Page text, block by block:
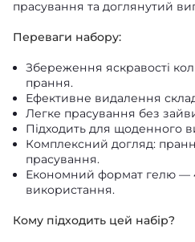
прасування та доглянутий
Переваги набору:
Збереження яскравості
прання.
Ефективне видалення
Легке прасування без
Підходить для щоденного
Комплексний догляд:
прасування.
Економний формат гелю —
використання.
Кому підходить цей набір?